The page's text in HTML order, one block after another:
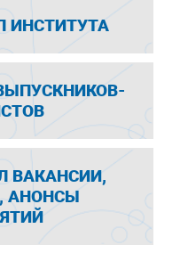
ИНСТИТУТА
ВАКАНСИИ,
АНОНСЫ